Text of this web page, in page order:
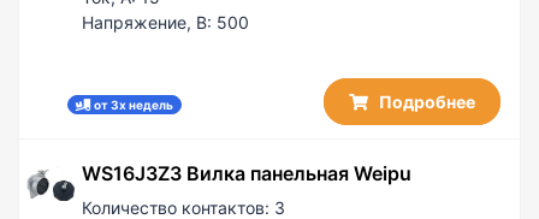
Напряжение, В: 500
от 3х недель Подробнее
WS16J3Z3 Вилка панельная Weipu
Количество контактов: 3